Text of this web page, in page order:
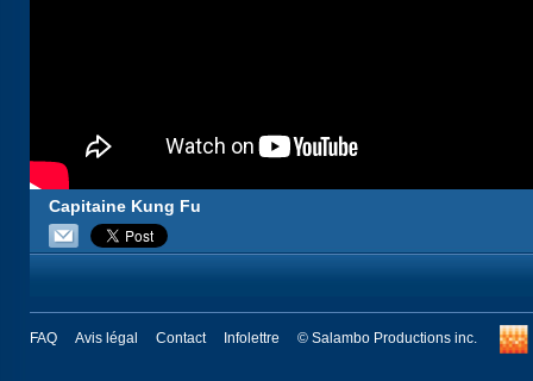
Capitaine Kung Fu
FAQ Avis légal Contact Infolettre © Salambo Productions inc.